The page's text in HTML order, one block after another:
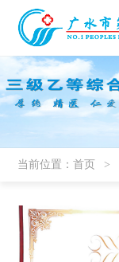
当前位置：首页 >